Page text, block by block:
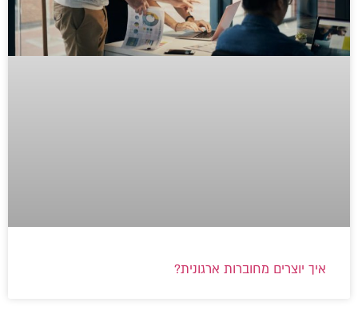
איך יוצרים מחוברות ארגונית?